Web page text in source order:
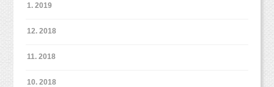
1. 2019
12. 2018
11. 2018
10. 2018